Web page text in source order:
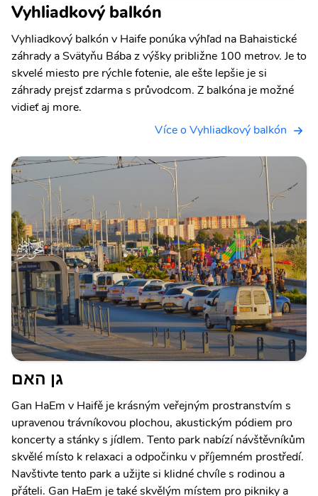
Vyhliadkový balkón
Vyhliadkový balkón v Haife ponúka výhľad na Bahaistické
záhrady a Svätyňu Bába z výšky približne 100 metrov. Je to
skvelé miesto pre rýchle fotenie, ale ešte lepšie je si
záhrady prejsť zdarma s průvodcom. Z balkóna je možné
vidieť aj more.
Více o Vyhliadkový balkón
גן האם
Gan HaEm v Haifě je krásným veřejným prostranstvím s
upravenou trávníkovou plochou, akustickým pódiem pro
koncerty a stánky s jídlem. Tento park nabízí návštěvníkům
skvělé místo k relaxaci a odpočinku v příjemném prostředí.
Navštivte tento park a užijte si klidné chvíle s rodinou a
přáteli. Gan HaEm je také skvělým místem pro pikniky a